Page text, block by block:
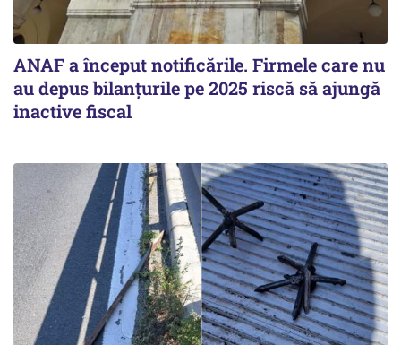
ANAF a început notificările. Firmele care nu
au depus bilanțurile pe 2025 riscă să ajungă
inactive fiscal